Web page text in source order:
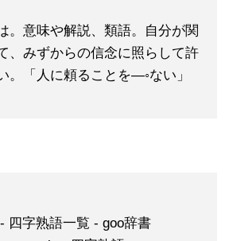
。意味や解説、類語。自分が関
、みずからの信念に照らして許
。「人に頼ることを―◦ない」
四字熟語一覧 - goo辞書